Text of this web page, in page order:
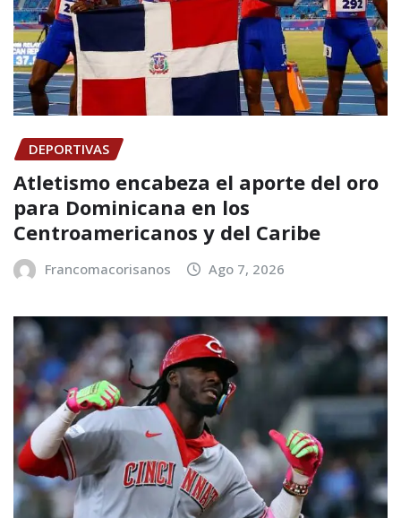
DEPORTIVAS
Atletismo encabeza el aporte del oro
para Dominicana en los
Centroamericanos y del Caribe
Francomacorisanos Ago 7, 2026